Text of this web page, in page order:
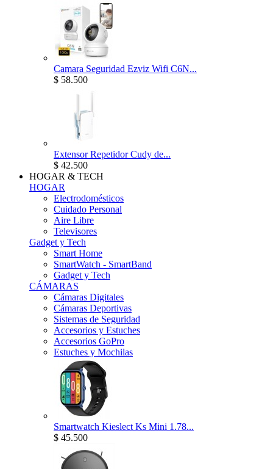
Camara Seguridad Ezviz Wifi C6N...
$ 58.500
Extensor Repetidor Cudy de...
$ 42.500
HOGAR & TECH
HOGAR
Electrodomésticos
Cuidado Personal
Aire Libre
Televisores
Gadget y Tech
Smart Home
SmartWatch - SmartBand
Gadget y Tech
CÁMARAS
Cámaras Digitales
Cámaras Deportivas
Sistemas de Seguridad
Accesorios y Estuches
Accesorios GoPro
Estuches y Mochilas
Smartwatch Kieslect Ks Mini 1.78...
$ 45.500